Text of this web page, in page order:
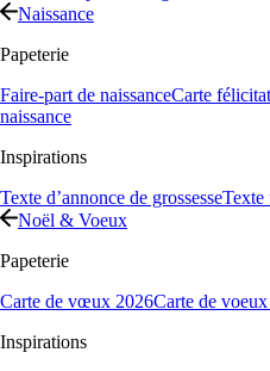
Naissance
Papeterie
Faire-part de naissanceCarte
naissance
Inspirations
Texte d’annonce de grossesseTexte
Noël & Voeux
Papeterie
Carte de vœux 2026Carte de
Inspirations